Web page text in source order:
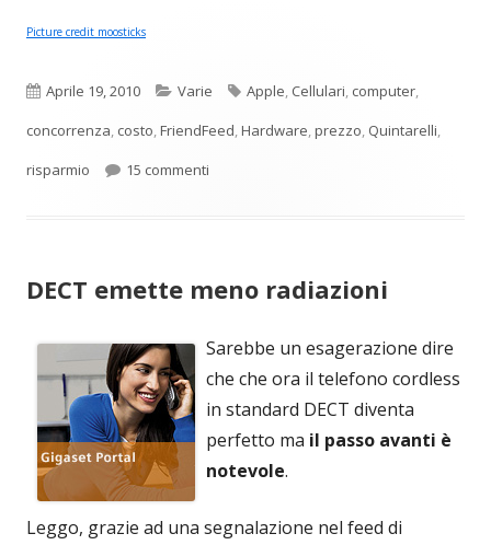
Picture credit moosticks
Pubblicato
Aprile 19, 2010 Categorie
Varie Tag
Apple, Cellulari, computer,
concorrenza, costo,FriendFeed,Hardware,prezzo, Quintarelli,
risparmio
15 commenti
DECT emette meno radiazioni
Sarebbe un esagerazione dire
che che ora il telefono cordless
in standard DECT diventa
perfetto ma il passo avanti è
notevole.
Leggo, grazie ad una segnalazione nel feed di